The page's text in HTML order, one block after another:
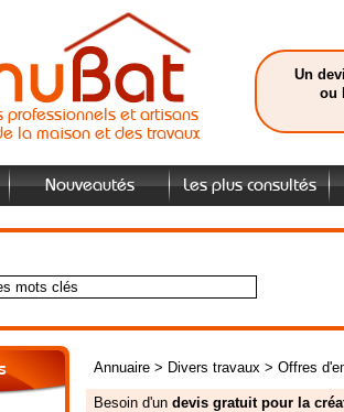
professionnels et artisans
la maison et des travaux
Un
ou
Nouveautés Les plus consultés
Annuaire > Divers travaux > Offres
Besoin d'un devis gratuit pour la